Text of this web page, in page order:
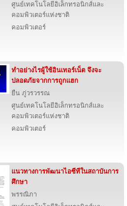
ศูนย์เทคโนโลยีอิเล็กทรอนิกส์และ
คอมพิวเตอร์แห่งชาติ
คอมพิวเตอร์
ทำอย่างไรผู้ใช้อินเทอร์เน็ต จึงจะ
ปลอดภัยจากการถูกแฮก
ยืน ภู่วรวรรณ
ศูนย์เทคโนโลยีอิเล็กทรอนิกส์และ
คอมพิวเตอร์แห่งชาติ
คอมพิวเตอร์
แนวทางการพัฒนาไอซีทีในสถาบันการ
ศึกษา
พรรณิภา